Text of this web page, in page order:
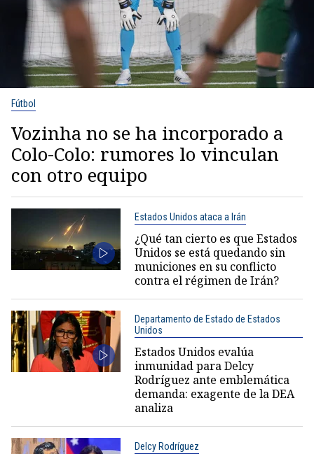
Fútbol
Vozinha no se ha incorporado a
Colo-Colo: rumores lo vinculan
con otro equipo
Estados Unidos ataca a Irán
¿Qué tan cierto es que Estados
Unidos se está quedando sin
municiones en su conflicto
contra el régimen de Irán?
Departamento de Estado de Estados
Unidos
Estados Unidos evalúa
inmunidad para Delcy
Rodríguez ante emblemática
demanda: exagente de la DEA
analiza
Delcy Rodríguez